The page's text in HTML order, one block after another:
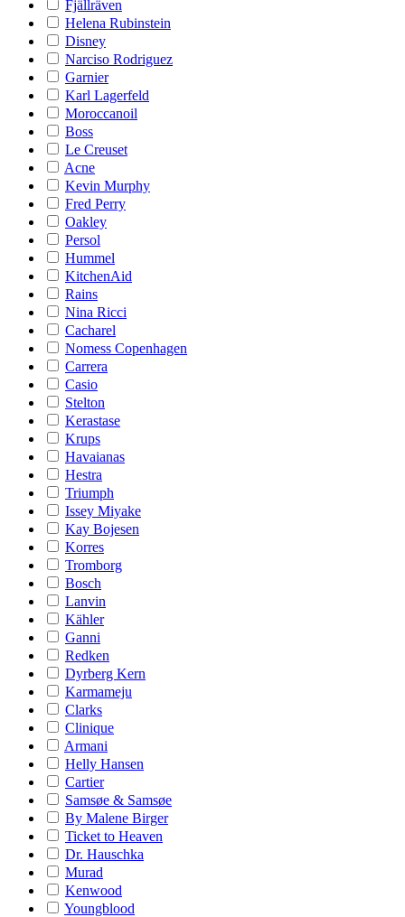
Fjällräven
Helena Rubinstein
Disney
Narciso Rodriguez
Garnier
Karl Lagerfeld
Moroccanoil
Boss
Le Creuset
Acne
Kevin Murphy
Fred Perry
Oakley
Persol
Hummel
KitchenAid
Rains
Nina Ricci
Cacharel
Nomess Copenhagen
Carrera
Casio
Stelton
Kerastase
Krups
Havaianas
Hestra
Triumph
Issey Miyake
Kay Bojesen
Korres
Tromborg
Bosch
Lanvin
Kähler
Ganni
Redken
Dyrberg Kern
Karmameju
Clarks
Clinique
Armani
Helly Hansen
Cartier
Samsøe & Samsøe
By Malene Birger
Ticket to Heaven
Dr. Hauschka
Murad
Kenwood
Youngblood